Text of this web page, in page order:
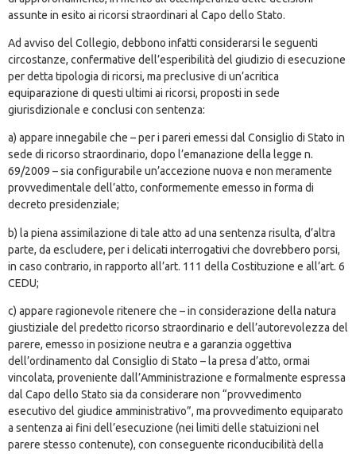
assunte in esito ai ricorsi straordinari al Capo dello Stato.
Ad avviso del Collegio, debbono infatti considerarsi le seguenti
circostanze, confermative dell’esperibilità del giudizio di esecuzione
per detta tipologia di ricorsi, ma preclusive di un’acritica
equiparazione di questi ultimi ai ricorsi, proposti in sede
giurisdizionale e conclusi con sentenza:
a) appare innegabile che – per i pareri emessi dal Consiglio di Stato in
sede di ricorso straordinario, dopo l’emanazione della legge n.
69/2009 – sia configurabile un’accezione nuova e non meramente
provvedimentale dell’atto, conformemente emesso in forma di
decreto presidenziale;
b) la piena assimilazione di tale atto ad una sentenza risulta, d’altra
parte, da escludere, per i delicati interrogativi che dovrebbero porsi,
in caso contrario, in rapporto all’art. 111 della Costituzione e all’art. 6
CEDU;
c) appare ragionevole ritenere che – in considerazione della natura
giustiziale del predetto ricorso straordinario e dell’autorevolezza del
parere, emesso in posizione neutra e a garanzia oggettiva
dell’ordinamento dal Consiglio di Stato – la presa d’atto, ormai
vincolata, proveniente dall’Amministrazione e formalmente espressa
dal Capo dello Stato sia da considerare non “provvedimento
esecutivo del giudice amministrativo”, ma provvedimento equiparato
a sentenza ai fini dell’esecuzione (nei limiti delle statuizioni nel
parere stesso contenute), con conseguente riconducibilità della